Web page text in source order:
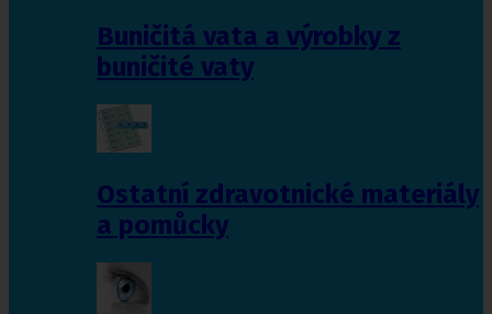
Buničitá vata a výrobky z
buničité vaty
Ostatní zdravotnické materiály
a pomůcky